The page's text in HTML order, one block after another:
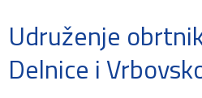
Udruženje
Delnice i